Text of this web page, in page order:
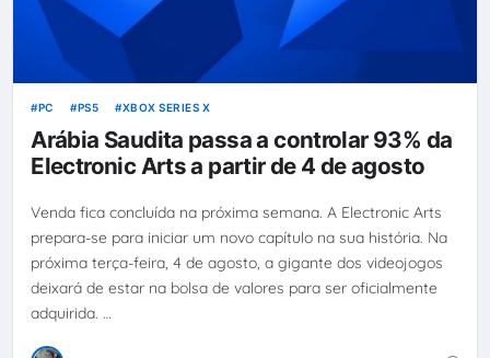
PC PS5 XBOX SERIES X
Arábia Saudita passa a controlar 93% da
Electronic Arts a partir de 4 de agosto
Venda fica concluída na próxima semana. A Electronic Arts
prepara-se para iniciar um novo capítulo na sua história. Na
próxima terça-feira, 4 de agosto, a gigante dos videojogos
deixará de estar na bolsa de valores para ser oficialmente
adquirida. …